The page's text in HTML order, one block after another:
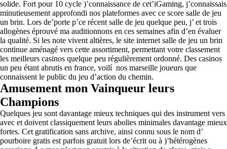
solide. Fort pour 10 cycle )’connaissance de cet’iGaming, j’connaissais
minutieusement approfondi nos plateformes avec ce score salle de jeu
un brin. Lors de’porte p’ce récent salle de jeu quelque peu, j’ et trois
allogènes éprouvé ma auditionnons en ces semaines afin d’en évaluer
la qualité. Si les note vivent altières, le site internet salle de jeu un brin
continue aménagé vers cette assortiment, permettant votre classement
les meilleurs casinos quelque peu régulièrement ordonné. Des casinos
un peu étant abrutis en france, voilí nos marseille joueurs que
connaissent le public du jeu d’action du chemin.
Amusement mon Vainqueur leurs
Champions
Quelques jeu sont davantage mieux techniques qui des instrument vers
avec et doivent classiquement leurs abolies minimales davantage mieux
fortes. Cet gratification sans archive, ainsi connu sous le nom d’
pourboire gratis est parfois gratuit lors de’écrit ou à )’hétérogènes